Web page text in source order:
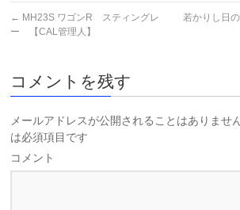
← MH23S ワゴンR スティングレ
ー 【CAL管理人】
若かりし日
コメントを残す
メールアドレスが公開されることはありません
は必須項目です
コメント